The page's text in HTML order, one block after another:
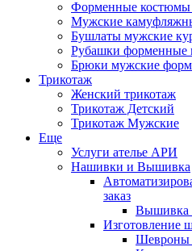
Форменные костюмы
Мужские
Бушлаты мужские
Рубашки форменные
Брюки мужские
Трикотаж
Женский трикотаж
Трикотаж Детский
Трикотаж Мужские
Еще
Услуги ателье АРИ
Нашивки и Вышивка
заказ
Вышивка
Изготовление
Шевроны